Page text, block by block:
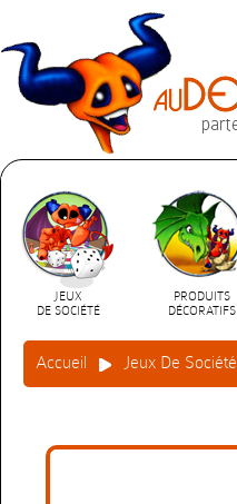
JEUX
DE SOCIÉTÉ
PRODUITS
DÉCORATIFS
Accueil Jeux De Société